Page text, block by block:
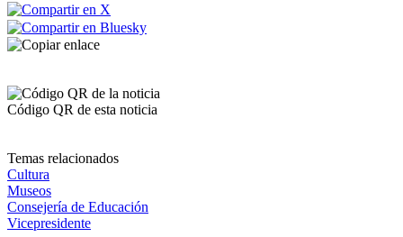
Código QR de esta noticia
Temas relacionados
Cultura
Museos
Consejería de Educación
Vicepresidente